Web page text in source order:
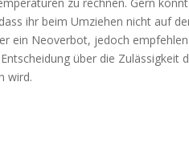
zu rechnen. Gern
ihr beim Umziehen nicht auf
ein Neoverbot, jedoch
über die Zulässigkeit
wird.